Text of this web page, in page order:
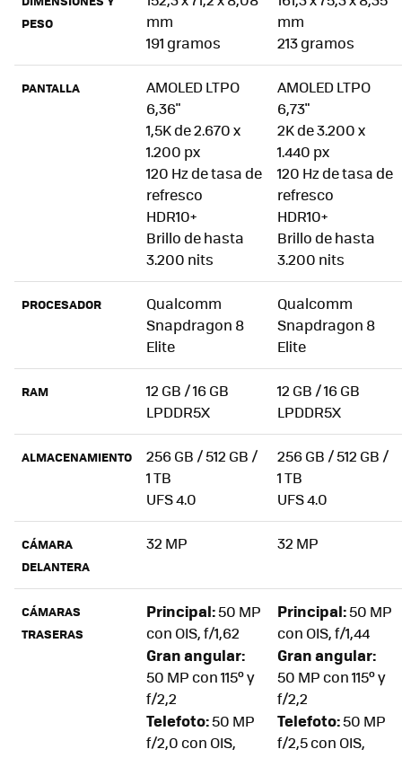
PESO
mm
191 gramos
mm
213 gramos
PANTALLA
AMOLED LTPO
6,36"
1,5K de 2.670 x
1.200 px
120 Hz de tasa de
refresco
HDR10+
Brillo de hasta
3.200 nits
AMOLED LTPO
6,73"
2K de 3.200 x
1.440 px
120 Hz de tasa de
refresco
HDR10+
Brillo de hasta
3.200 nits
PROCESADOR
Qualcomm
Snapdragon 8
Elite
Qualcomm
Snapdragon 8
Elite
RAM
12 GB / 16 GB
LPDDR5X
12 GB / 16 GB
LPDDR5X
ALMACENAMIENTO
256 GB / 512 GB /
1 TB
UFS 4.0
256 GB / 512 GB /
1 TB
UFS 4.0
CÁMARA
DELANTERA
32 MP 32 MP
CÁMARAS
TRASERAS
Principal:50 MP
con OIS, f/1,62
Gran angular:
50 MP con 115º y
f/2,2
Telefoto:50 MP
f/2,0 con OIS,
Principal:50 MP
con OIS, f/1,44
Gran angular:
50 MP con 115º y
f/2,2
Telefoto:50 MP
f/2,5 con OIS,